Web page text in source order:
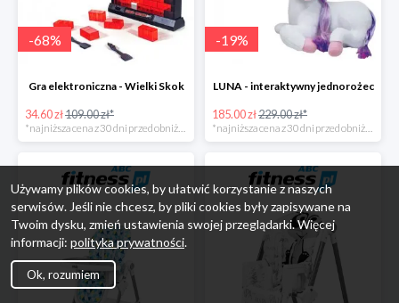
-68%
Gra elektroniczna - Wielki Skok
34.60 zł109.00 zł*
-19%
LUNA - interaktywny jednorożec
185.00 zł229.00 zł*
Używamy plików cookies, by ułatwić korzystanie z naszych
serwisów. Jeśli nie chcesz, by pliki cookies były zapisywane na
Twoim dysku, zmień ustawienia swojej przeglądarki. Więcej
informacji: polityka prywatności.
Ok, rozumiem